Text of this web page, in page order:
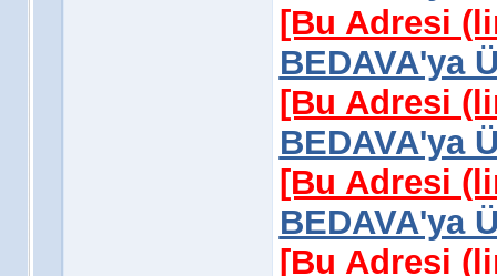
[Bu Adresi
BEDAVA'ya
[Bu Adresi
BEDAVA'ya
[Bu Adresi
BEDAVA'ya
[Bu Adresi